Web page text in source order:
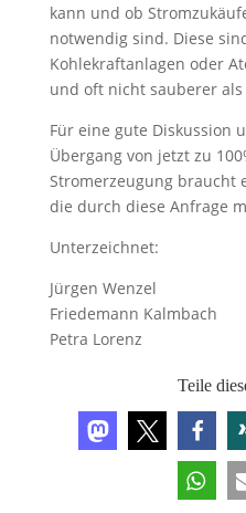
kann und ob
notwendig sind. Diese
Kohlekraftanlagen oder
und oft nicht sauberer
Für eine gute Diskussion
Übergang von jetzt zu
Stromerzeugung braucht
die durch diese Anfrage
Unterzeichnet:
Jürgen Wenzel
Friedemann Kalmbach
Petra Lorenz
Teile